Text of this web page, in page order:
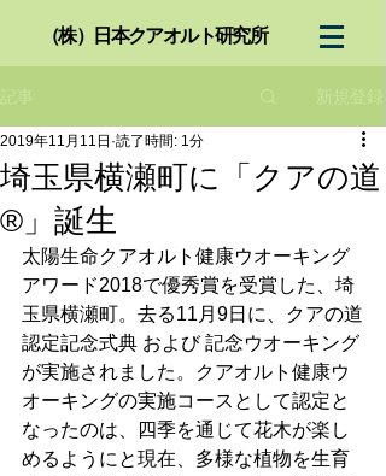
（株）日本クアオルト研究所
記事 新規登録
埼玉県横瀬町に「クアの道
®」誕生
2019年11月11日 読了時間: 1分
太陽生命クアオルト健康ウオーキング
アワード2018で優秀賞を受賞した、埼
玉県横瀬町。去る11月9日に、クアの道
認定記念式典 および 記念ウオーキング
が実施されました。クアオルト健康ウ
オーキングの実施コースとして認定と
なったのは、四季を通じて花木が楽し
めるようにと現在、多様な植物を生育